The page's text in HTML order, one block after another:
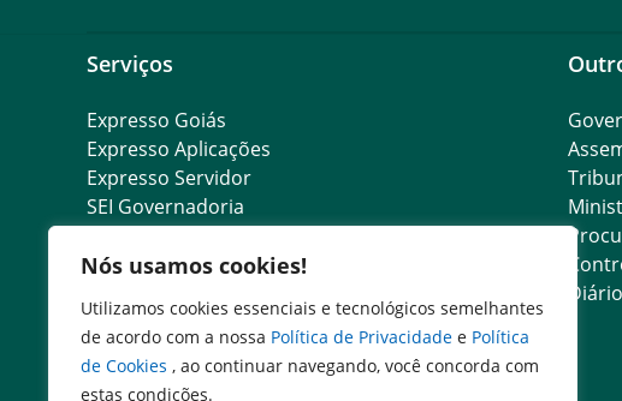
Nós usamos cookies!
Utilizamos cookies essenciais e tecnológicos semelhantes
de acordo com a nossa Política de Privacidade e Política
de Cookies , ao continuar navegando, você concorda com
estas condições.
Serviços
Expresso Goiás
Expresso Aplicações
Expresso Servidor
SEI Governadoria
Escola de Governo